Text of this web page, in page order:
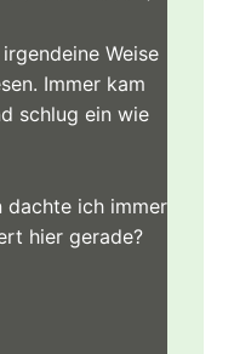
Weise
Immer kam
schlug ein wie
dachte ich immer
hier gerade?